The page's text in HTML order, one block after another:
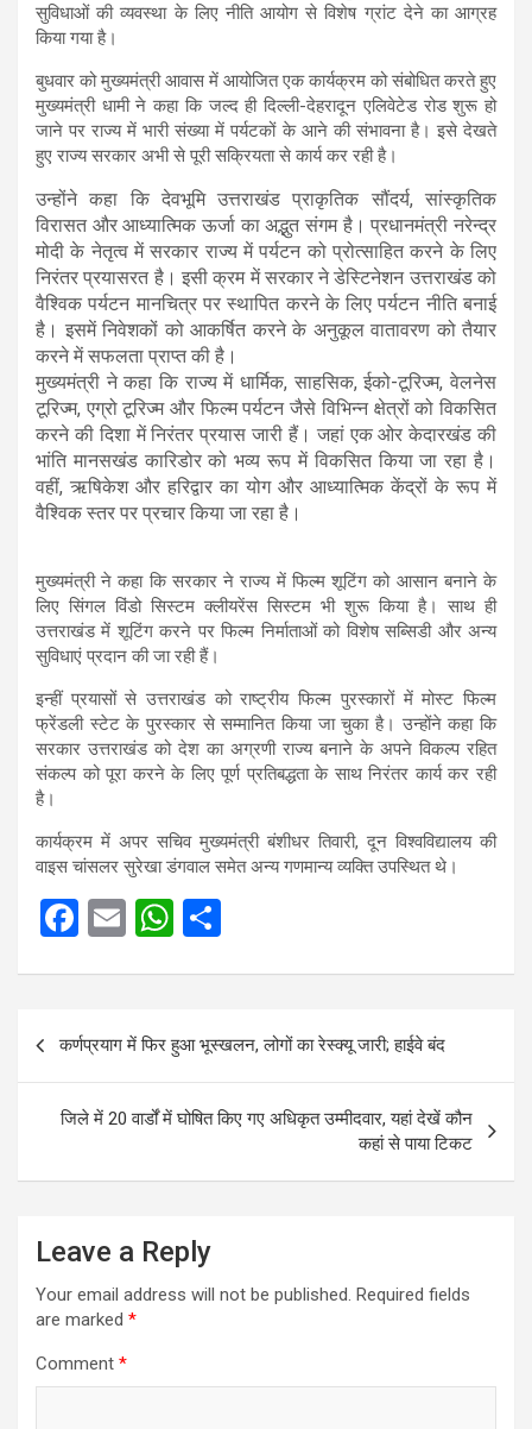
सुविधाओं की व्यवस्था के लिए नीति आयोग से विशेष ग्रांट देने का आग्रह
किया गया है।
बुधवार को मुख्यमंत्री आवास में आयोजित एक कार्यक्रम को संबोधित करते हुए
मुख्यमंत्री धामी ने कहा कि जल्द ही दिल्ली-देहरादून एलिवेटेड रोड शुरू हो
जाने पर राज्य में भारी संख्या में पर्यटकों के आने की संभावना है। इसे देखते
हुए राज्य सरकार अभी से पूरी सक्रियता से कार्य कर रही है।
उन्होंने कहा कि देवभूमि उत्तराखंड प्राकृतिक सौंदर्य, सांस्कृतिक
विरासत और आध्यात्मिक ऊर्जा का अद्भुत संगम है। प्रधानमंत्री नरेन्द्र
मोदी के नेतृत्व में सरकार राज्य में पर्यटन को प्रोत्साहित करने के लिए
निरंतर प्रयासरत है। इसी क्रम में सरकार ने डेस्टिनेशन उत्तराखंड को
वैश्विक पर्यटन मानचित्र पर स्थापित करने के लिए पर्यटन नीति बनाई
है। इसमें निवेशकों को आकर्षित करने के अनुकूल वातावरण को तैयार
करने में सफलता प्राप्त की है।
मुख्यमंत्री ने कहा कि राज्य में धार्मिक, साहसिक, ईको-टूरिज्म, वेलनेस
टूरिज्म, एग्रो टूरिज्म और फिल्म पर्यटन जैसे विभिन्न क्षेत्रों को विकसित
करने की दिशा में निरंतर प्रयास जारी हैं। जहां एक ओर केदारखंड की
भांति मानसखंड कारिडोर को भव्य रूप में विकसित किया जा रहा है।
वहीं, ऋषिकेश और हरिद्वार का योग और आध्यात्मिक केंद्रों के रूप में
वैश्विक स्तर पर प्रचार किया जा रहा है।
मुख्यमंत्री ने कहा कि सरकार ने राज्य में फिल्म शूटिंग को आसान बनाने के
लिए सिंगल विंडो सिस्टम क्लीयरेंस सिस्टम भी शुरू किया है। साथ ही
उत्तराखंड में शूटिंग करने पर फिल्म निर्माताओं को विशेष सब्सिडी और अन्य
सुविधाएं प्रदान की जा रही हैं।
इन्हीं प्रयासों से उत्तराखंड को राष्ट्रीय फिल्म पुरस्कारों में मोस्ट फिल्म
फ्रेंडली स्टेट के पुरस्कार से सम्मानित किया जा चुका है। उन्होंने कहा कि
सरकार उत्तराखंड को देश का अग्रणी राज्य बनाने के अपने विकल्प रहित
संकल्प को पूरा करने के लिए पूर्ण प्रतिबद्धता के साथ निरंतर कार्य कर रही
है।
कार्यक्रम में अपर सचिव मुख्यमंत्री बंशीधर तिवारी, दून विश्वविद्यालय की
वाइस चांसलर सुरेखा डंगवाल समेत अन्य गणमान्य व्यक्ति उपस्थित थे।
F
b
o
o
E
W
s
A
p
e
navigation
कर्णप्रयाग में फिर हुआ भूस्खलन, लोगों का रेस्क्यू जारी; हाईवे बंद
जिले में 20 वार्डों में घोषित किए गए अधिकृत उम्मीदवार, यहां देखें कौन
कहां से पाया टिकट
Leave a Reply
Your email address will not be published. Required fields
are marked *
Comment *